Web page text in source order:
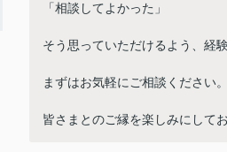
「相談してよかった」
そう思っていただけるよう、経
まずはお気軽にご相談ください。
皆さまとのご縁を楽しみにしてお